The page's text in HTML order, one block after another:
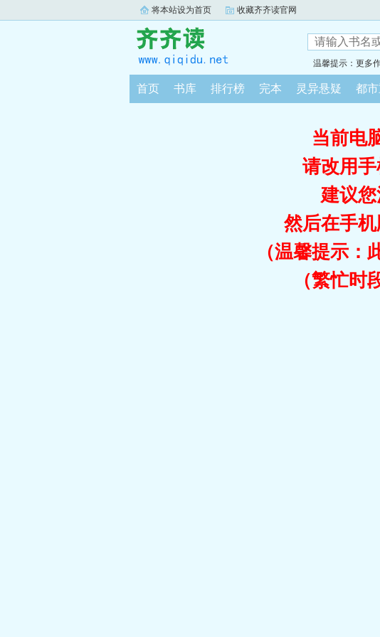
将本站设为首页 收藏齐齐读官网
温馨提示：更多
首页 书库 排行榜 完本 灵异悬疑 都
当前电
请改用
建议您
然后在手
（温馨提示：
（繁忙时